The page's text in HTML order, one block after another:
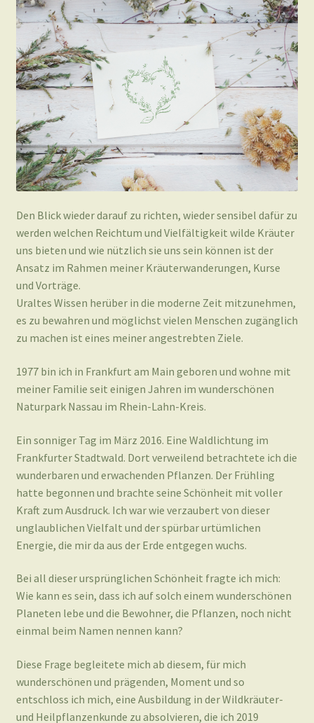
Den Blick wieder darauf zu richten, wieder sensibel dafür zu
werden welchen Reichtum und Vielfältigkeit wilde Kräuter
uns bieten und wie nützlich sie uns sein können ist der
Ansatz im Rahmen meiner Kräuterwanderungen, Kurse
und Vorträge.
Uraltes Wissen herüber in die moderne Zeit mitzunehmen,
es zu bewahren und möglichst vielen Menschen zugänglich
zu machen ist eines meiner angestrebten Ziele.
1977 bin ich in Frankfurt am Main geboren und wohne mit
meiner Familie seit einigen Jahren im wunderschönen
Naturpark Nassau im Rhein-Lahn-Kreis.
Ein sonniger Tag im März 2016. Eine Waldlichtung im
Frankfurter Stadtwald. Dort verweilend betrachtete ich die
wunderbaren und erwachenden Pflanzen. Der Frühling
hatte begonnen und brachte seine Schönheit mit voller
Kraft zum Ausdruck. Ich war wie verzaubert von dieser
unglaublichen Vielfalt und der spürbar urtümlichen
Energie, die mir da aus der Erde entgegen wuchs.
Bei all dieser ursprünglichen Schönheit fragte ich mich:
Wie kann es sein, dass ich auf solch einem wunderschönen
Planeten lebe und die Bewohner, die Pflanzen, noch nicht
einmal beim Namen nennen kann?
Diese Frage begleitete mich ab diesem, für mich
wunderschönen und prägenden, Moment und so
entschloss ich mich, eine Ausbildung in der Wildkräuter-
und Heilpflanzenkunde zu absolvieren, die ich 2019